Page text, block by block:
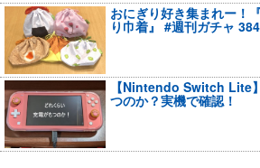
おにぎり好き集まれー！
り巾着』 #週刊ガチャ 384
【Nintendo Switch Lite
つのか？実機で確認！